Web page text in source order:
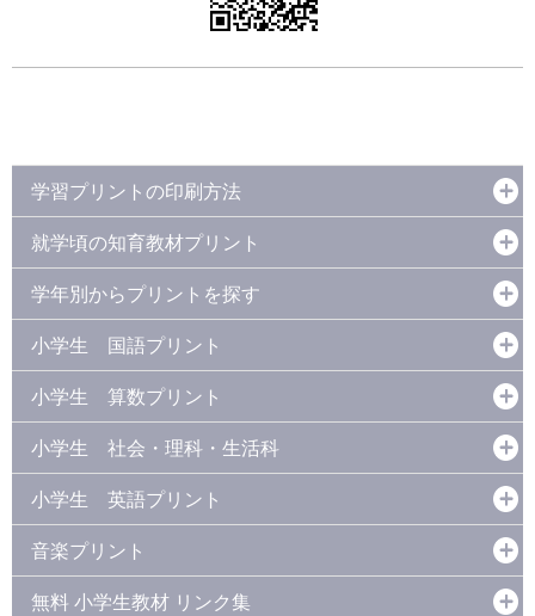
学習プリントの印刷方法
就学頃の知育教材プリント
学年別からプリントを探す
小学生 国語プリント
小学生 算数プリント
小学生 社会・理科・生活科
小学生 英語プリント
音楽プリント
無料 小学生教材 リンク集